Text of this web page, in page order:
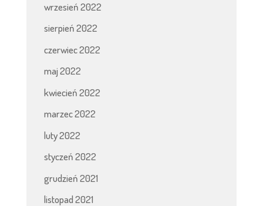
wrzesień 2022
sierpień 2022
czerwiec 2022
maj 2022
kwiecień 2022
marzec 2022
luty 2022
styczeń 2022
grudzień 2021
listopad 2021